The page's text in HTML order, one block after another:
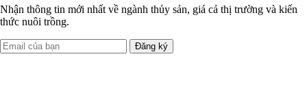
Nhận thông tin mới nhất về ngành thủy sản, giá cả thị trường và kiến
thức nuôi trồng.
Đăng ký